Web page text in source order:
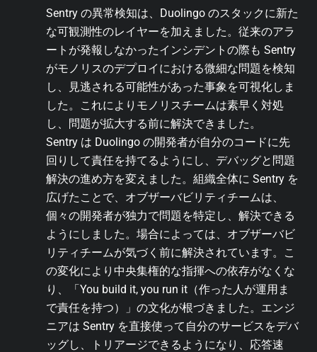
Sentry の異常検知は、Duolingo のスタックに新た
な可観測性のレイヤーを加えました。従来のアラ
ートが発報しなかったインシデントの際も Sentry
がモノリスのデプロイにおける微細な問題を検知
し、見逃される可能性があった事象を可視化しま
した。これによりモノリスチームは素早く対処
し、問題が拡大する前に解決できました。
Sentry は Duolingo の開発者が自分のコードに先
回りして責任を持てるようにし、デバッグと問題
解決の進め方を変えました。組織全体に Sentry を
広げたことで、オブザーバビリティチームは、
個々の開発者が独力で問題を特定し、解決できる
ようにしました。場合によっては、オブザーバビ
リティチームが気づく前に解決されています。こ
の変化により中央集権的な指揮への依存がなくな
り、「You build it, you run it（作った人が運用ま
で責任を持つ）」の文化が根づきました。エンジ
ニアは Sentry を直接使って自分のサービスをデバ
ッグし、トリアージできるようになり、応答速